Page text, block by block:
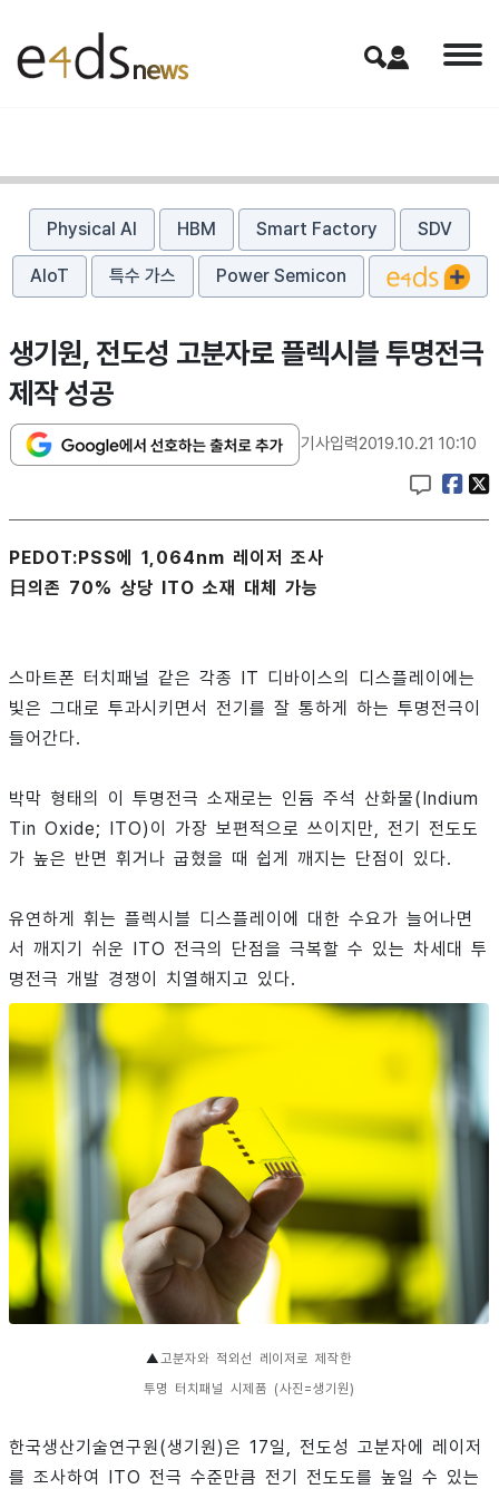
Physical AI HBM Smart Factory SDV
AIoT 특수 가스 Power Semicon
생기원, 전도성 고분자로 플렉시블 투명전극
제작 성공
기사입력2019.10.21 10:10
PEDOT:PSS에 1,064nm 레이저 조사
日의존 70% 상당 ITO 소재 대체 가능
스마트폰 터치패널 같은 각종 IT 디바이스의 디스플레이에는
빛은 그대로 투과시키면서 전기를 잘 통하게 하는 투명전극이
들어간다.
박막 형태의 이 투명전극 소재로는 인듐 주석 산화물(Indium
Tin Oxide; ITO)이 가장 보편적으로 쓰이지만, 전기 전도도
가 높은 반면 휘거나 굽혔을 때 쉽게 깨지는 단점이 있다.
유연하게 휘는 플렉시블 디스플레이에 대한 수요가 늘어나면
서 깨지기 쉬운 ITO 전극의 단점을 극복할 수 있는 차세대 투
명전극 개발 경쟁이 치열해지고 있다.
▲ 고분자와 적외선 레이저로 제작한
투명 터치패널 시제품 (사진=생기원)
한국생산기술연구원(생기원)은 17일, 전도성 고분자에 레이저
를 조사하여 ITO 전극 수준만큼 전기 전도도를 높일 수 있는